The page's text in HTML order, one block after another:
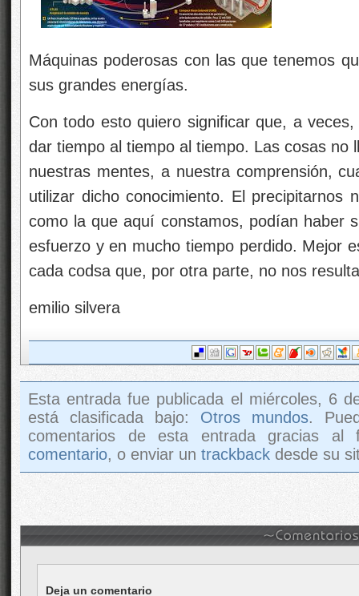
Máquinas poderosas con las que tenemos
sus grandes energías.
Con todo esto quiero significar que, a
dar tiempo al tiempo al tiempo. Las cosas no
nuestras mentes, a nuestra comprensión,
utilizar dicho conocimiento. El precipitarnos
como la que aquí constamos, podían haber
esfuerzo y en mucho tiempo perdido. Mejor
cada codsa que, por otra parte, no nos
emilio silvera
Esta entrada fue publicada el miércoles, 6
está clasificada bajo: Otros mundos.
comentarios de esta entrada gracias
comentario, o enviar un trackback desde su
Deja un comentario